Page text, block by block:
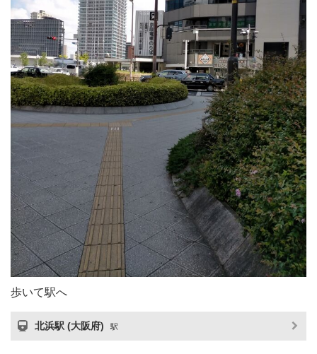
歩いて駅へ
北浜駅 (大阪府) 駅